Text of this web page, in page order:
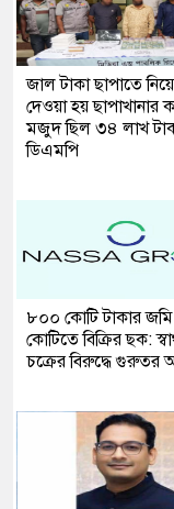
জাল টাকা ছাপাতে
দেওয়া হয় ছাপাখানার
মজুদ ছিল ৩৪ লাখ
ডিএমপি
৮০০ কোটি টাকার
কোটিতে বিক্রির ছক:
চক্রের বিরুদ্ধে গুরুতর